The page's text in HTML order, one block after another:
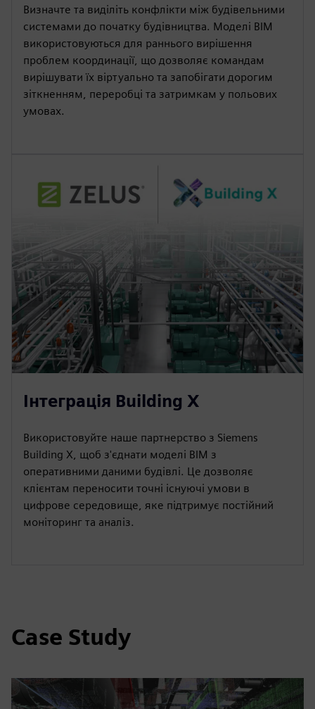
Визначте та виділіть конфлікти між будівельними
системами до початку будівництва. Моделі BIM
використовуються для раннього вирішення
проблем координації, що дозволяє командам
вирішувати їх віртуально та запобігати дорогим
зіткненням, переробці та затримкам у польових
умовах.
Інтеграція Building X
Використовуйте наше партнерство з Siemens
Building X, щоб з'єднати моделі BIM з
оперативними даними будівлі. Це дозволяє
клієнтам переносити точні існуючі умови в
цифрове середовище, яке підтримує постійний
моніторинг та аналіз.
Case Study